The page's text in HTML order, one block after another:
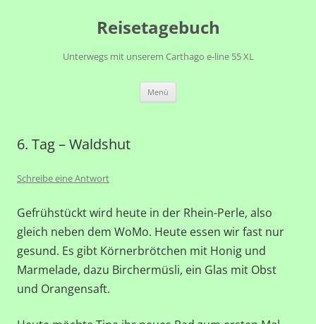
Reisetagebuch
Unterwegs mit unserem Carthago e-line 55 XL
Menü
6. Tag – Waldshut
Schreibe eine Antwort
Gefrühstückt wird heute in der Rhein-Perle, also
gleich neben dem WoMo. Heute essen wir fast nur
gesund. Es gibt Körnerbrötchen mit Honig und
Marmelade, dazu Birchermüsli, ein Glas mit Obst
und Orangensaft.